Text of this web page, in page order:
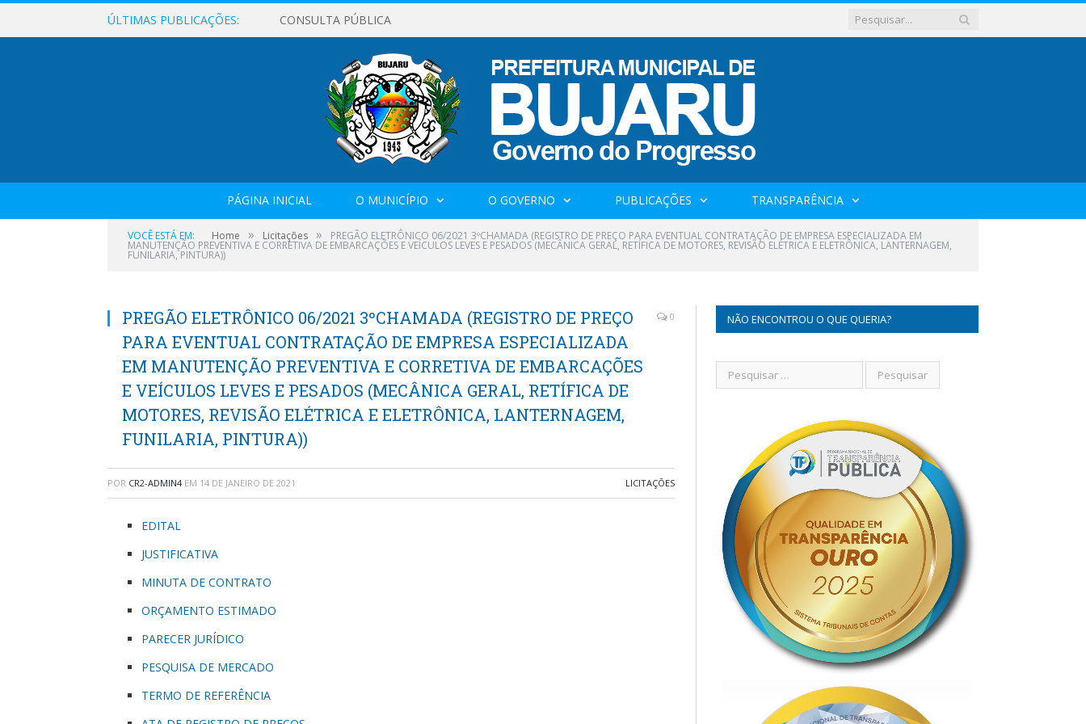
ÚLTIMAS PUBLICAÇÕES: CONSULTA PÚBLICA
PÁGINA INICIAL O MUNICÍPIO O GOVERNO PUBLICAÇÕES TRANSPARÊNCIA
VOCÊ ESTÁ EM: Home » Licitações » PREGÃO ELETRÔNICO 06/2021 3ºCHAMADA (REGISTRO DE PREÇO PARA EVENTUAL CONTRATAÇÃO DE EMPRESA ESPECIALIZADA EM
MANUTENÇÃO PREVENTIVA E CORRETIVA DE EMBARCAÇÕES E VEÍCULOS LEVES E PESADOS (MECÂNICA GERAL, RETÍFICA DE MOTORES, REVISÃO ELÉTRICA E ELETRÔNICA, LANTERNAGEM,
FUNILARIA, PINTURA))
PREGÃO ELETRÔNICO 06/2021 3ºCHAMADA (REGISTRO DE PREÇO
PARA EVENTUAL CONTRATAÇÃO DE EMPRESA ESPECIALIZADA
EM MANUTENÇÃO PREVENTIVA E CORRETIVA DE EMBARCAÇÕES
E VEÍCULOS LEVES E PESADOS (MECÂNICA GERAL, RETÍFICA DE
MOTORES, REVISÃO ELÉTRICA E ELETRÔNICA, LANTERNAGEM,
FUNILARIA, PINTURA))
0
POR CR2-ADMIN4 EM 14 DE JANEIRO DE 2021 LICITAÇÕES
EDITAL
JUSTIFICATIVA
MINUTA DE CONTRATO
ORÇAMENTO ESTIMADO
PARECER JURÍDICO
PESQUISA DE MERCADO
TERMO DE REFERÊNCIA
NÃO ENCONTROU O QUE QUERIA?